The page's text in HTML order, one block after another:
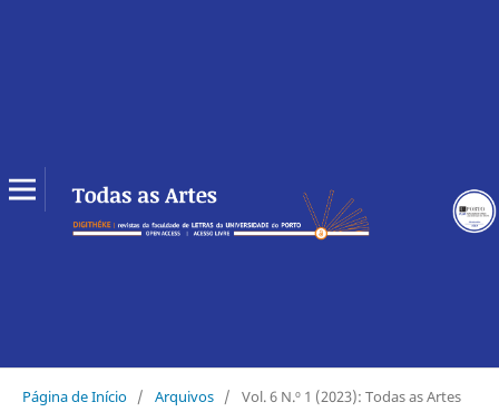
Página de Início / Arquivos / Vol. 6 N.º 1 (2023): Todas as Artes